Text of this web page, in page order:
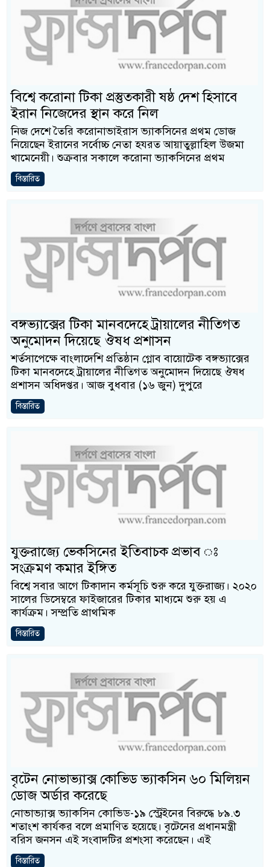
বিশ্বে করোনা টিকা প্রস্তুতকারী ষষ্ঠ দেশ হিসাবে
ইরান নিজেদের স্থান করে নিল
নিজ দেশে তৈরি করোনাভাইরাস ভ্যাকসিনের প্রথম ডোজ
নিয়েছেন ইরানের সর্বোচ্চ নেতা হযরত আয়াতুল্লাহিল উজমা
খামেনেয়ী। শুক্রবার সকালে করোনা ভ্যাকসিনের প্রথম
বিস্তারিত
বঙ্গভ্যাক্সের টিকা মানবদেহে ট্রায়ালের নীতিগত
অনুমোদন দিয়েছে ঔষধ প্রশাসন
শর্তসাপেক্ষে বাংলাদেশি প্রতিষ্ঠান গ্লোব বায়োটেক বঙ্গভ্যাক্সের
টিকা মানবদেহে ট্রায়ালের নীতিগত অনুমোদন দিয়েছে ঔষধ
প্রশাসন অধিদপ্তর। আজ বুধবার (১৬ জুন) দুপুরে
বিস্তারিত
যুক্তরাজ্যে ভেকসিনের ইতিবাচক প্রভাব ঃ
সংক্রমণ কমার ইঙ্গিত
বিশ্বে সবার আগে টিকাদান কর্মসূচি শুরু করে যুক্তরাজ্য। ২০২০
সালের ডিসেম্বরে ফাইজারের টিকার মাধ্যমে শুরু হয় এ
কার্যক্রম। সম্প্রতি প্রাথমিক
বিস্তারিত
বৃটেন নোভাভ্যাক্স কোভিড ভ্যাকসিন ৬০ মিলিয়ন
ডোজ অর্ডার করেছে
নোভাভ্যাক্স ভ্যাকসিন কোভিড-১৯ স্ট্রেইনের বিরুদ্ধে ৮৯.৩
শতাংশ কার্যকর বলে প্রমাণিত হয়েছে। বৃটেনের প্রধানমন্ত্রী
বরিস জনসন এই সংবাদটির প্রশংসা করেছেন। এই
বিস্তারিত